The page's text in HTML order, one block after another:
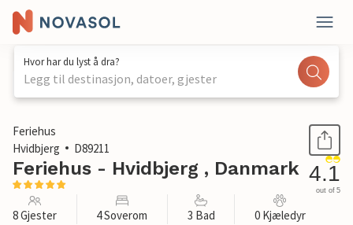
Hvor har du lyst å dra?
Legg til destinasjon, datoer, gjester
1 / 28
Feriehus
Hvidbjerg
D89211
Feriehus - Hvidbjerg , Danmark 4.1
out of 5
8 Gjester 4 Soverom 3 Bad 0 Kjæledyr